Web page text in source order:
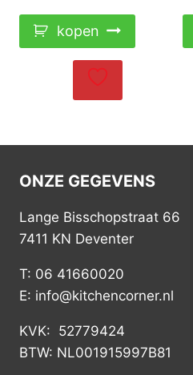
kopen
ONZE GEGEVENS
Lange Bisschopstraat 66
7411 KN Deventer
T: 06 41660020
E: info@kitchencorner.nl
KVK: 52779424
BTW: NL001915997B81